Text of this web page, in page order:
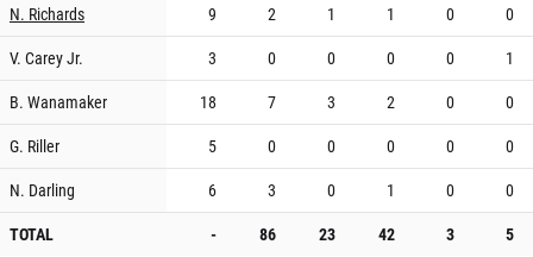
N. Richards
9 2 1 1 0
0
V. Carey Jr.
3 0 0 0 0
1
B. Wanamaker
18 7 3 2 0
0
G. Riller
5 0 0 0 0
0
N. Darling
6 3 0 1 0
0
TOTAL
- 86 23 42 3 5